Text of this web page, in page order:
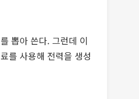
뽑아 쓴다. 그런데 이
를 사용해 전력을 생성